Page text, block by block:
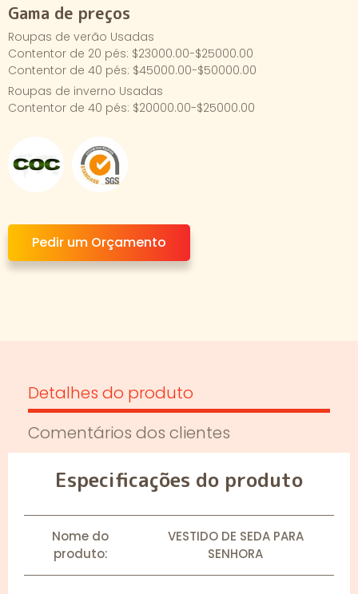
Gama de preços
Roupas de verão Usadas
Contentor de 20 pés: $23000.00-$25000.00
Contentor de 40 pés: $45000.00-$50000.00
Roupas de inverno Usadas
Contentor de 40 pés: $20000.00-$25000.00
Pedir um Orçamento
Detalhes do produto
Comentários dos clientes
Especificações do produto
Nome do
produto:
VESTIDO DE SEDA PARA
SENHORA